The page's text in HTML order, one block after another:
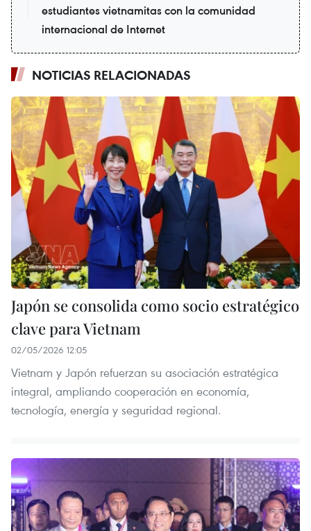
estudiantes vietnamitas con la comunidad
internacional de Internet
NOTICIAS RELACIONADAS
Japón se consolida como socio estratégico
clave para Vietnam
02/05/2026 12:05
Vietnam y Japón refuerzan su asociación estratégica
integral, ampliando cooperación en economía,
tecnología, energía y seguridad regional.